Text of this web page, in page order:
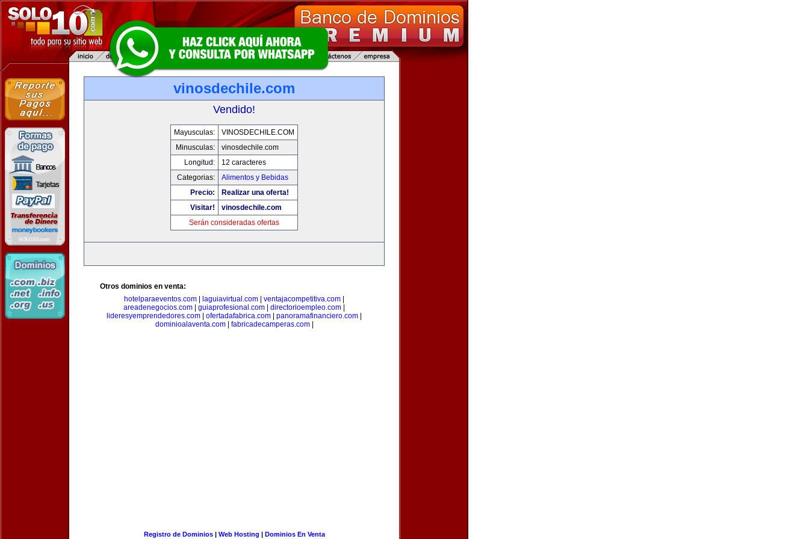
vinosdechile.com
Vendido!
Mayusculas:
VINOSDECHILE.COM
Minusculas:
vinosdechile.com
Longitud:
12 caracteres
Categorias:
Alimentos y Bebidas
Precio:
Realizar una oferta!
Visitar!
vinosdechile.com
Serán consideradas ofertas
Otros dominios en venta:
hotelparaeventos.com
laguiavirtual.com ventajacompetitiva.com
areadenegocios.com
guiaprofesional.com directorioempleo.com
lideresyemprendedores.com
ofertadafabrica.com panoramafinanciero.com
dominioalaventa.com| fabricadecamperas.com|
Registro de Dominios| Web Hosting | Dominios En Venta